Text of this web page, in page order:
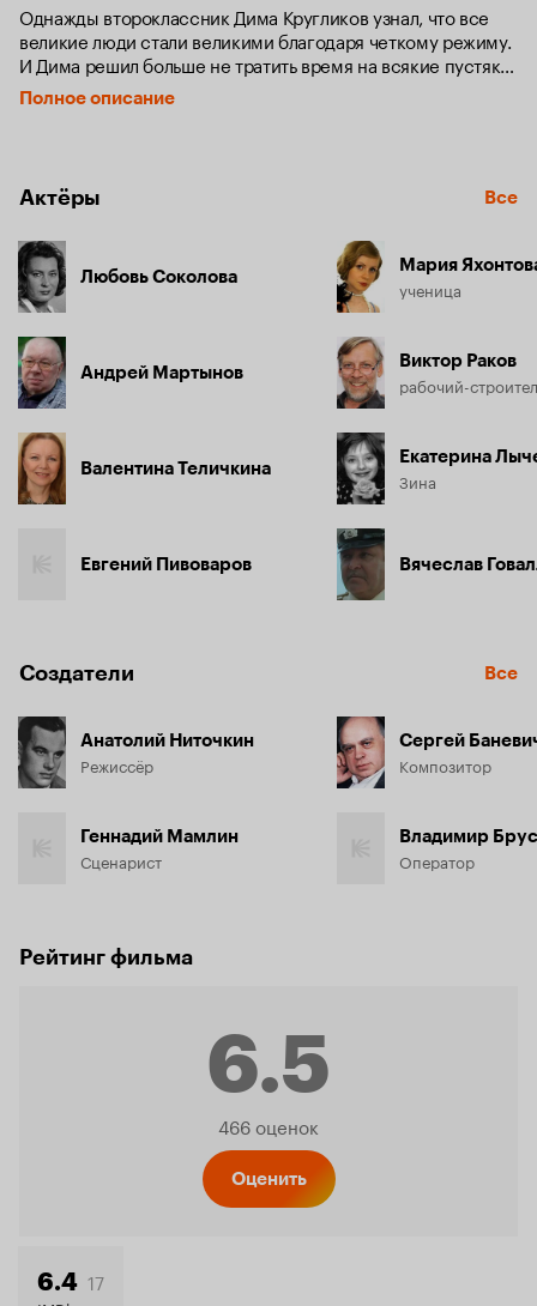
Однажды второклассник Дима Кругликов узнал, что все
великие люди стали великими благодаря четкому режиму.
И Дима решил больше не тратить время на всякие пустяки
и жить строго по расписанию...
Полное описание
Актёры Все
Любовь Соколова
Андрей Мартынов
Валентина Теличкина
Евгений Пивоваров
Мария
ученица
Виктор Раков
рабочий-
Екатерина
Зина
Вячеслав
Создатели Все
Анатолий Ниточкин
Режиссёр
Геннадий Мамлин
Сценарист
Сергей
Композитор
Владимир
Оператор
Рейтинг фильма
6.5
Рейтинг
466 оценок
Оценить
6.4 17